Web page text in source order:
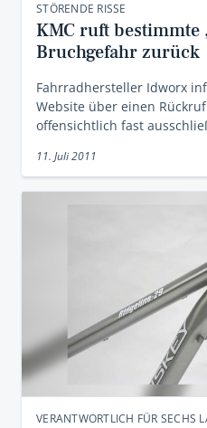
STÖRENDE RISSE
KMC ruft bestimmte
Bruchgefahr zurück
Fahrradhersteller Idworx
Website über einen
offensichtlich fast
11. Juli 2011
VERANTWORTLICH FÜR SECHS